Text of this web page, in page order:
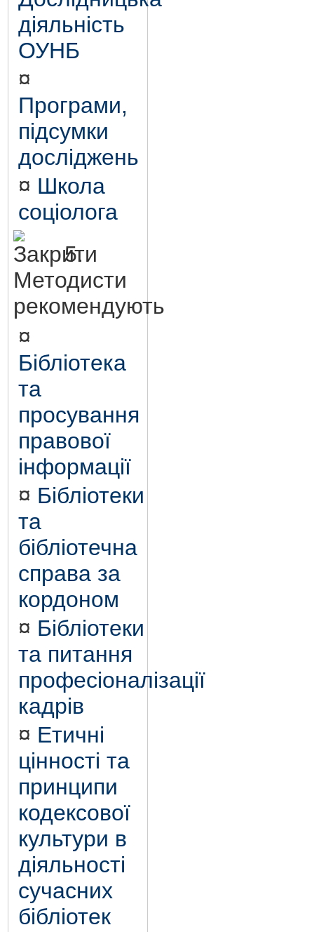
діяльність
ОУНБ
¤
Програми,
підсумки
досліджень
¤ Школа
соціолога
5.
Методисти
рекомендують
¤
Бібліотека
та
просування
правової
інформації
¤ Бібліотеки
та
бібліотечна
справа за
кордоном
¤ Бібліотеки
та питання
професіоналізації
кадрів
¤ Етичні
цінності та
принципи
кодексової
культури в
діяльності
сучасних
бібліотек